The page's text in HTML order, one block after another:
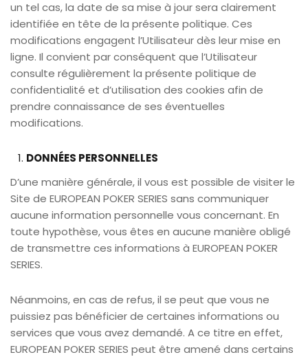
un tel cas, la date de sa mise à jour sera clairement
identifiée en tête de la présente politique. Ces
modifications engagent l’Utilisateur dès leur mise en
ligne. Il convient par conséquent que l’Utilisateur
consulte régulièrement la présente politique de
confidentialité et d’utilisation des cookies afin de
prendre connaissance de ses éventuelles
modifications.
DONNÉES PERSONNELLES
D’une manière générale, il vous est possible de visiter le
Site de EUROPEAN POKER SERIES sans communiquer
aucune information personnelle vous concernant. En
toute hypothèse, vous êtes en aucune manière obligé
de transmettre ces informations à EUROPEAN POKER
SERIES.
Néanmoins, en cas de refus, il se peut que vous ne
puissiez pas bénéficier de certaines informations ou
services que vous avez demandé. A ce titre en effet,
EUROPEAN POKER SERIES peut être amené dans certains